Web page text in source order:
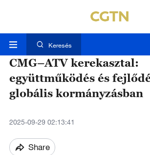
Keresés
CMG–ATV kerekasztal:
együttműködés és
globális kormányzásban
2025-09-29 02:13:41
Share